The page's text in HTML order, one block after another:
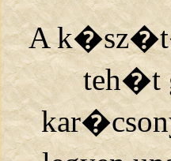
A
teh�t